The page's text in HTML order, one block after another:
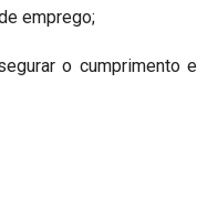
emprego;
o cumprimento